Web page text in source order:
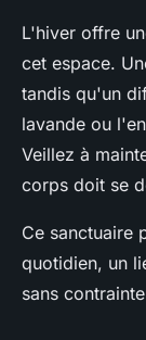
L'hiver offre
cet espace.
tandis qu'un
lavande ou
Veillez à
corps doit se
Ce sanctuaire
quotidien, un
sans